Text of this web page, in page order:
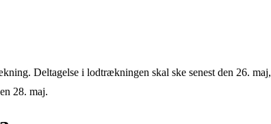
Deltagelse i lodtrækningen skal ske senest den 26. maj,
28. maj.